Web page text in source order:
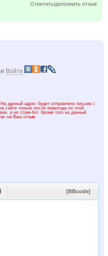
Ответить/дополнить отзыв
Войти
данный адрес будет отправлено письмо с
сайте только после перехода по этой
а не спам-бот. Кроме того на данный
на Ваш отзыв.
[BBcode]